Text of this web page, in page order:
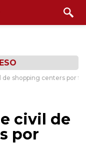
de shopping centers por
civil de
por